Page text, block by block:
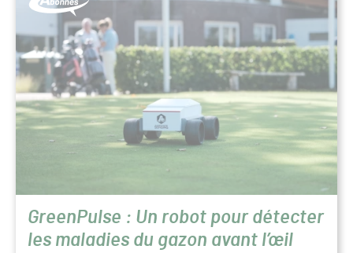
GreenPulse : Un robot pour détecter
les maladies du gazon avant l’œil